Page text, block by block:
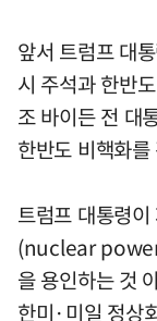
앞서 트럼프 대
시 주석과 한반
조 바이든 전 대
한반도 비핵화
트럼프 대통령
(nuclear
을 용인하는 것
한미·미일 정상